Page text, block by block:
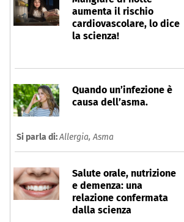
aumenta il rischio
cardiovascolare, lo dice
la scienza!
Quando un’infezione è
causa dell’asma.
Si parla di:Allergia,Asma
Salute orale, nutrizione
e demenza: una
relazione confermata
dalla scienza